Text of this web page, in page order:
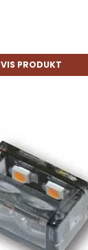
VIS PRODUKT